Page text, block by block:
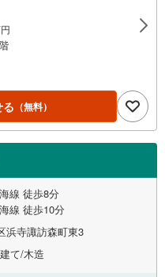
（無料）
線 徒歩8分
線 徒歩10分
浜寺諏訪森町東3
て/木造